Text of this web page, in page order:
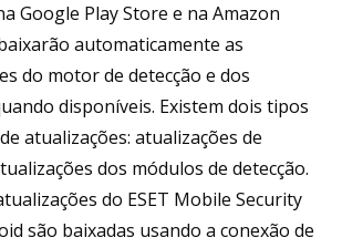
Google Play Store e na Amazon
automaticamente as
do motor de detecção e dos
disponíveis. Existem dois tipos
atualizações: atualizações de
dos módulos de detecção.
do ESET Mobile Security
são baixadas usando a conexão de